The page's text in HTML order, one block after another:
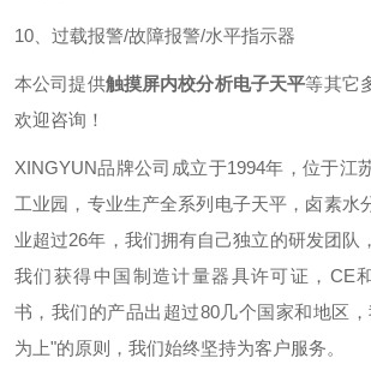
10、过载报警/故障报警/水平指示器
本公司提供触摸屏内校分析电子天平等其它
欢迎咨询！
XINGYUN品牌公司成立于1994年，位于江
工业园，专业生产全系列电子天平，卤素水
业超过26年，我们拥有自己独立的研发团队
我们获得中国制造计量器具许可证，CE
书，我们的产品出超过80几个国家和地区
为上"的原则，我们始终坚持为客户服务。